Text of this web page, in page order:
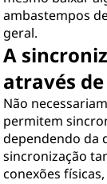
ambastempos
geral.
A
através
Não
permitem
dependendo da
sincronização
conexões